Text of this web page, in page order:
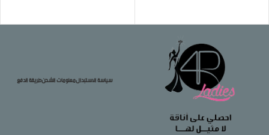
سياسة الاستبدالمعلومات الشحنطريقة الدفع